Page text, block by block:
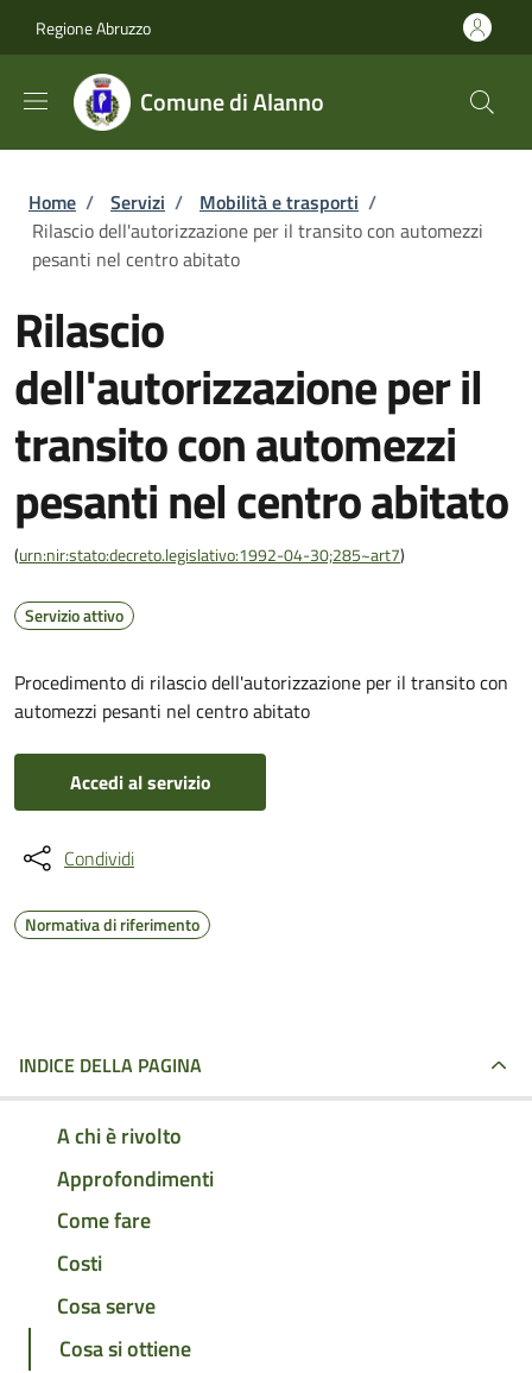
Regione Abruzzo
Comune di Alanno
Briciole di pane
Home / Servizi / Mobilità e trasporti /
Rilascio dell'autorizzazione per il transito con automezzi
pesanti nel centro abitato
Rilascio
dell'autorizzazione per il
transito con automezzi
pesanti nel centro abitato
(urn:nir:stato:decreto.legislativo:1992-04-30;285~art7)
Servizio attivo
Procedimento di rilascio dell'autorizzazione per il transito con
automezzi pesanti nel centro abitato
Accedi al servizio
Condividi
Normativa di riferimento
INDICE DELLA PAGINA
A chi è rivolto
Approfondimenti
Come fare
Costi
Cosa serve
Cosa si ottiene